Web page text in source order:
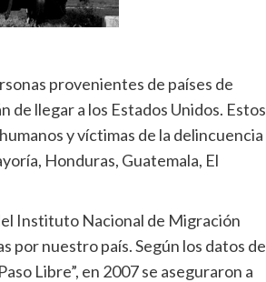
provenientes de países de
llegar a los Estados Unidos. Estos
y víctimas de la delincuencia
Honduras, Guatemala, El
Instituto Nacional de Migración
por nuestro país. Según los datos de
Libre”, en 2007 se aseguraron a